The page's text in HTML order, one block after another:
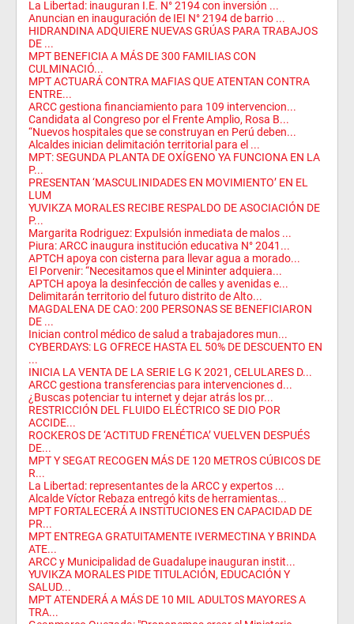
La Libertad: inauguran I.E. N° 2194 con inversión ...
Anuncian en inauguración de IEI N° 2194 de barrio ...
HIDRANDINA ADQUIERE NUEVAS GRÚAS PARA TRABAJOS
DE ...
MPT BENEFICIA A MÁS DE 300 FAMILIAS CON
CULMINACIÓ...
MPT ACTUARÁ CONTRA MAFIAS QUE ATENTAN CONTRA
ENTRE...
ARCC gestiona financiamiento para 109 intervencion...
Candidata al Congreso por el Frente Amplio, Rosa B...
“Nuevos hospitales que se construyan en Perú deben...
Alcaldes inician delimitación territorial para el ...
MPT: SEGUNDA PLANTA DE OXÍGENO YA FUNCIONA EN LA
P...
PRESENTAN ‘MASCULINIDADES EN MOVIMIENTO’ EN EL
LUM
YUVIKZA MORALES RECIBE RESPALDO DE ASOCIACIÓN DE
P...
Margarita Rodriguez: Expulsión inmediata de malos ...
Piura: ARCC inaugura institución educativa N° 2041...
APTCH apoya con cisterna para llevar agua a morado...
El Porvenir: “Necesitamos que el Mininter adquiera...
APTCH apoya la desinfección de calles y avenidas e...
Delimitarán territorio del futuro distrito de Alto...
MAGDALENA DE CAO: 200 PERSONAS SE BENEFICIARON
DE ...
Inician control médico de salud a trabajadores mun...
CYBERDAYS: LG OFRECE HASTA EL 50% DE DESCUENTO EN
...
INICIA LA VENTA DE LA SERIE LG K 2021, CELULARES D...
ARCC gestiona transferencias para intervenciones d...
¿Buscas potenciar tu internet y dejar atrás los pr...
RESTRICCIÓN DEL FLUIDO ELÉCTRICO SE DIO POR
ACCIDE...
ROCKEROS DE ‘ACTITUD FRENÉTICA’ VUELVEN DESPUÉS
DE...
MPT Y SEGAT RECOGEN MÁS DE 120 METROS CÚBICOS DE
R...
La Libertad: representantes de la ARCC y expertos ...
Alcalde Víctor Rebaza entregó kits de herramientas...
MPT FORTALECERÁ A INSTITUCIONES EN CAPACIDAD DE
PR...
MPT ENTREGA GRATUITAMENTE IVERMECTINA Y BRINDA
ATE...
ARCC y Municipalidad de Guadalupe inauguran instit...
YUVIKZA MORALES PIDE TITULACIÓN, EDUCACIÓN Y
SALUD...
MPT ATENDERÁ A MÁS DE 10 MIL ADULTOS MAYORES A
TRA...